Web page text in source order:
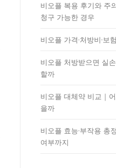
비오플 복용 후기와 주
청구 가능한 경우
비오플 가격·처방비·보
비오플 처방받으면 실
할까
비오플 대체약 비교｜
을까
비오플 효능·부작용 총
여부까지